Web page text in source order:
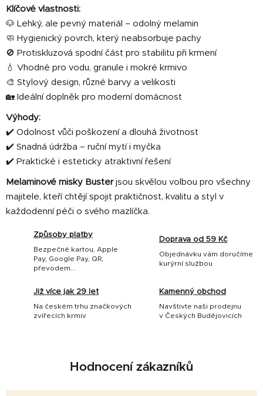
Klíčové vlastnosti:
🐶 Lehký, ale pevný materiál – odolný melamin
🧼 Hygienický povrch, který neabsorbuje pachy
🚫 Protiskluzová spodní část pro stabilitu při krmení
💧 Vhodné pro vodu, granule i mokré krmivo
🎨 Stylový design, různé barvy a velikosti
🏡 Ideální doplněk pro moderní domácnost
Výhody:
✔️ Odolnost vůči poškození a dlouhá životnost
✔️ Snadná údržba – ruční mytí i myčka
✔️ Praktické i esteticky atraktivní řešení
Melaminové misky Busterjsou skvělou volbou pro všechny
majitele, kteří chtějí spojit praktičnost, kvalitu a styl v
každodenní péči o svého mazlíčka.
Způsoby platby
Bezpečné kartou, Apple
Pay, Google Pay, QR,
převodem...
Doprava od 59 Kč
Objednávku vám doručíme
kurýrní službou
Již více jak 29 let
Na českém trhu značkových
zvířecích krmiv
Kamenný obchod
Navštivte naši prodejnu
v Českých Budějovicích
Hodnocení zákazníků